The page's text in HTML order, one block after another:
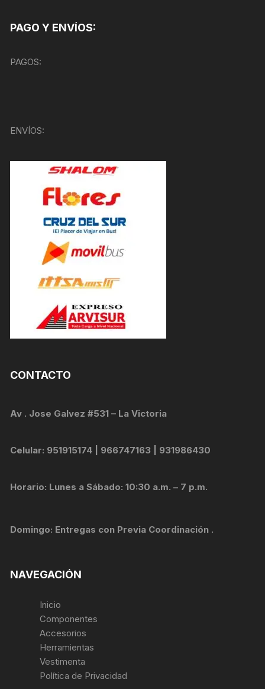
PAGO Y ENVÍOS:
PAGOS:
ENVÍOS:
CONTACTO
Av . Jose Galvez #531 – La Victoria
Celular: 951915174 | 966747163 | 931986430
Horario: Lunes a Sábado: 10:30 a.m. – 7 p.m.
Domingo: Entregas con Previa Coordinación .
NAVEGACIÓN
Inicio
Componentes
Accesorios
Herramientas
Vestimenta
Política de Privacidad